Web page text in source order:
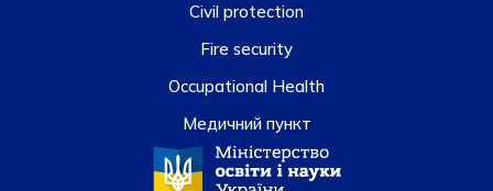
Civil protection
Fire security
Occupational Health
Медичний пункт